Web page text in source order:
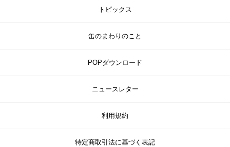
トピックス
缶のまわりのこと
POPダウンロード
ニュースレター
利用規約
特定商取引法に基づく表記